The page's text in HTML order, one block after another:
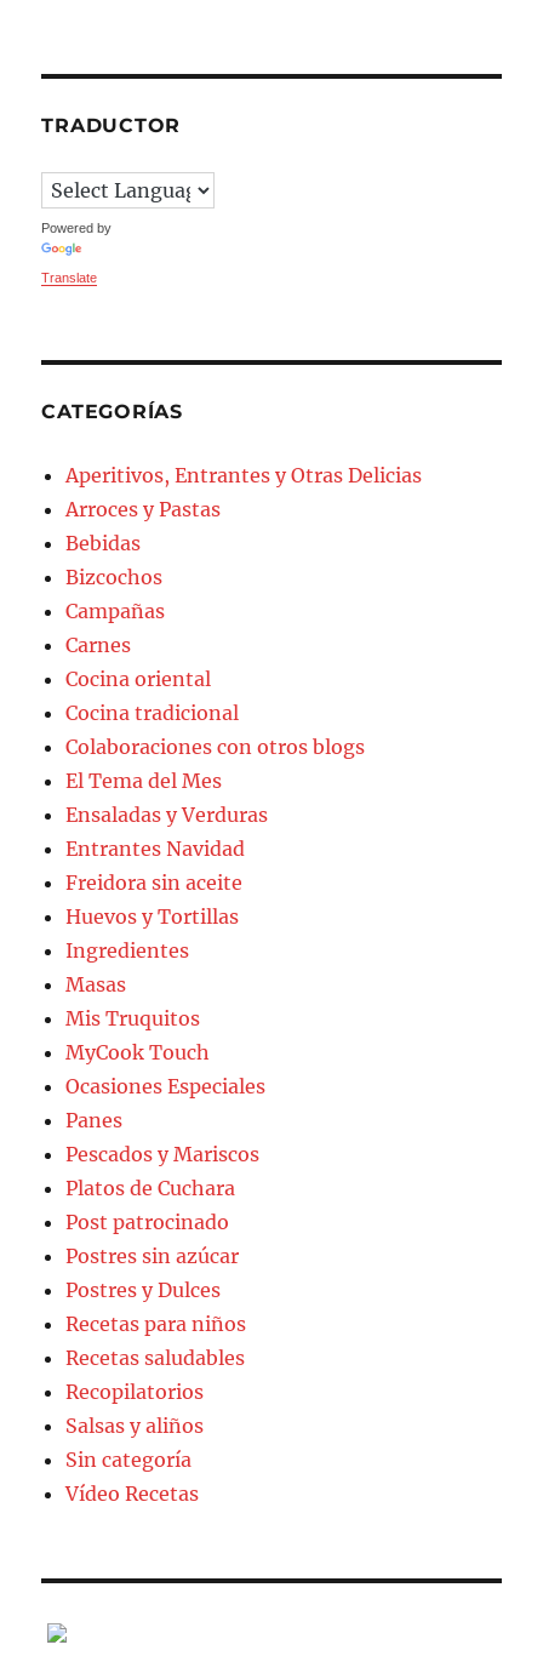
TRADUCTOR
Powered by
Translate
CATEGORÍAS
Aperitivos, Entrantes y Otras Delicias
Arroces y Pastas
Bebidas
Bizcochos
Campañas
Carnes
Cocina oriental
Cocina tradicional
Colaboraciones con otros blogs
El Tema del Mes
Ensaladas y Verduras
Entrantes Navidad
Freidora sin aceite
Huevos y Tortillas
Ingredientes
Masas
Mis Truquitos
MyCook Touch
Ocasiones Especiales
Panes
Pescados y Mariscos
Platos de Cuchara
Post patrocinado
Postres sin azúcar
Postres y Dulces
Recetas para niños
Recetas saludables
Recopilatorios
Salsas y aliños
Sin categoría
Vídeo Recetas